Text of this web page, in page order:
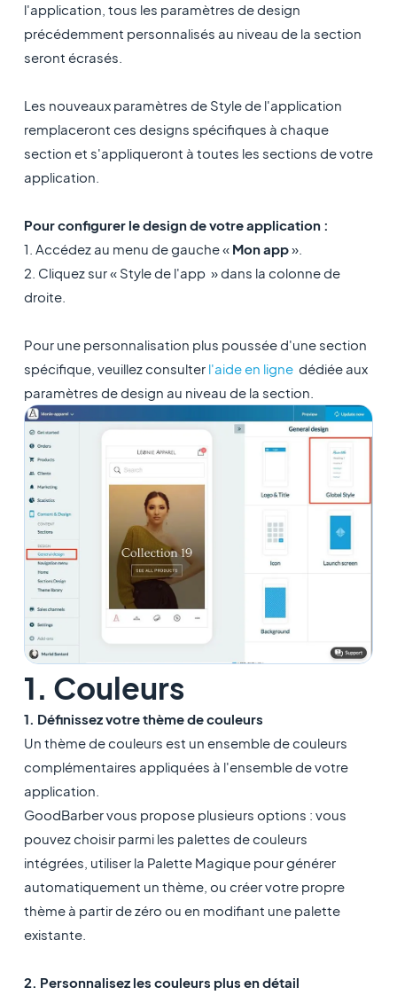
l'application, tous les paramètres de design
précédemment personnalisés au niveau de la section
seront écrasés.
Les nouveaux paramètres de Style de l'application
remplaceront ces designs spécifiques à chaque
section et s'appliqueront à toutes les sections de votre
application.
Pour configurer le design de votre application :
1. Accédez au menu de gauche « Mon app».
2. Cliquez sur « Style de l'app » dans la colonne de
droite.
Pour une personnalisation plus poussée d'une section
spécifique, veuillez consulter l'aide en lignedédiée aux
paramètres de design au niveau de la section.
1. Couleurs
1. Définissez votre thème de couleurs
Un thème de couleurs est un ensemble de couleurs
complémentaires appliquées à l'ensemble de votre
application.
GoodBarber vous propose plusieurs options : vous
pouvez choisir parmi les palettes de couleurs
intégrées, utiliser la Palette Magique pour générer
automatiquement un thème, ou créer votre propre
thème à partir de zéro ou en modifiant une palette
existante.
2. Personnalisez les couleurs plus en détail